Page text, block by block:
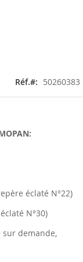
Réf. 50260383
éclaté N°22)
N°30)
sur demande,